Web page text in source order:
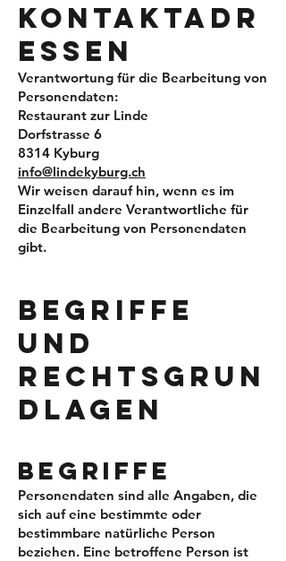
KO NTAKTA DR
ESSEN
Verantwortung für die Bearbeitung von
Personendaten:
Restaurant zur Linde
Dorfstrasse 6
8314 Kyburg
info@lindekyburg.ch
Wir weisen darauf hin, wenn es im
Einzelfall andere Verantwortliche für
die Bearbeitung von Personendaten
gibt.
BEGRIFFE
UND
RECHT SGRUN
DLAGEN
BEGRIF FE
Personendaten sind alle Angaben, die
sich auf eine bestimmte oder
bestimmbare natürliche Person
beziehen. Eine betroffene Person ist